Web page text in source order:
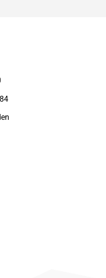
Stuur WhatsApp bericht,
Facebook, opent in nieuw
LinkedIn, opent in